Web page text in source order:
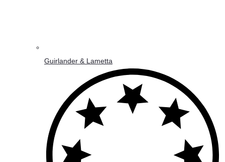
Guirlander & Lametta